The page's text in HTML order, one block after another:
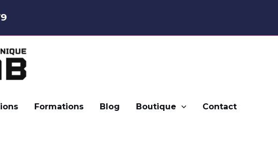
Formations Blog Boutique Contact